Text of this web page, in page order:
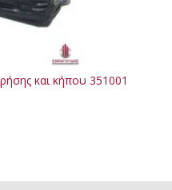
και κήπου 351001